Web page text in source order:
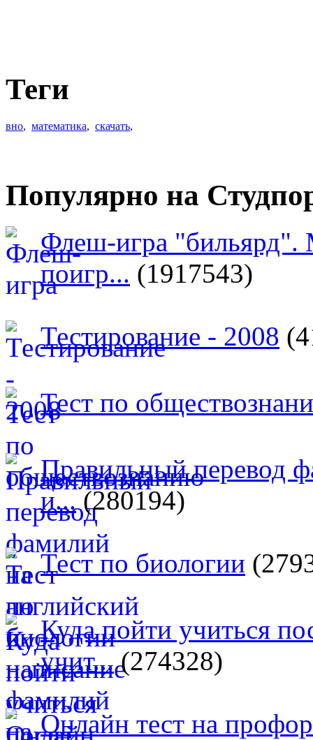
Теги
вно, математика, скачать,
Популярно на
Флеш-игра "бильярд".
поигр... (1917543)
Тестирование - 2008
Тест по
Правильный перевод
и...(280194)
Тест по биологии
Куда пойти учиться
учит...(274328)
Онлайн тест на